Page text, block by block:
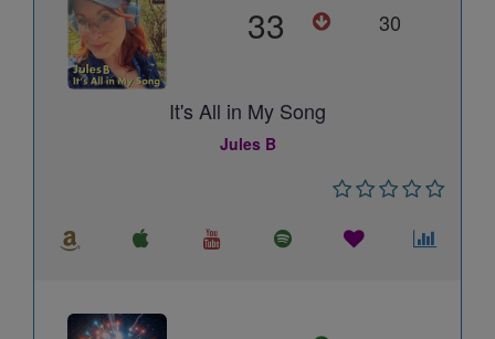
33 30
It's All in My Song
Jules B